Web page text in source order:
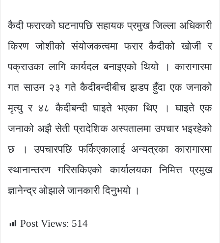
कैदी फरारको घटनापछि सहायक प्रमुख जिल्ला अधिकारी
किरण जोशीको संयोजकत्वमा फरार कैदीको खोजी र
पक्राउका लागि कार्यदल बनाइएको थियो । कारागारमा
गत साउन २३ गते कैदीबन्दीबीच झडप हुँदा एक जनाको
मृत्यु र ४८ कैदीबन्दी घाइते भएका थिए । घाइते एक
जनाको अझै सेती प्रादेशिक अस्पतालमा उपचार भइरहेको
छ । उपचारपछि फर्किएकालाई अन्यत्रका कारागारमा
स्थानान्तरण गरिसकिएको कार्यालयका निमित्त प्रमुख
ज्ञानेन्द्र ओझाले जानकारी दिनुभयो ।
Post Views: 514